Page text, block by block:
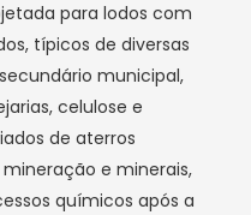
para lodos com
típicos de diversas
municipal,
celulose e
de aterros
e minerais,
químicos após a